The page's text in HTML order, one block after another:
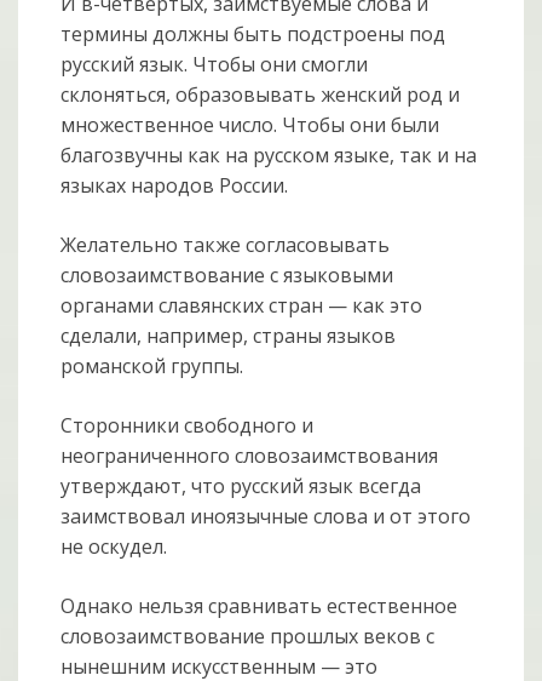
термины должны быть подстроены под
русский язык. Чтобы они смогли
склоняться, образовывать женский род и
множественное число. Чтобы они были
благозвучны как на русском языке, так и на
языках народов России.
Желательно также согласовывать
словозаимствование с языковыми
органами славянских стран — как это
сделали, например, страны языков
романской группы.
Сторонники свободного и
неограниченного словозаимствования
утверждают, что русский язык всегда
заимствовал иноязычные слова и от этого
не оскудел.
Однако нельзя сравнивать естественное
словозаимствование прошлых веков с
нынешним искусственным — это